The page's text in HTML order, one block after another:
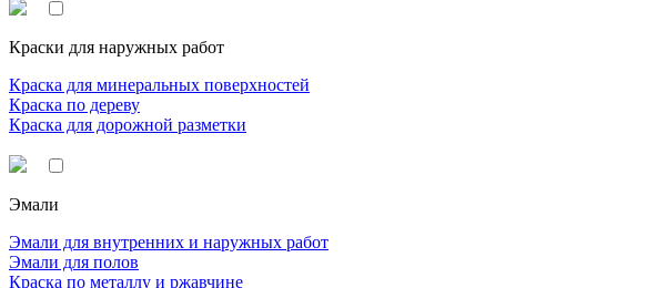
Краски для наружных работ
Краска для минеральных поверхностей
Краска по дереву
Краска для дорожной разметки
Эмали
Эмали для внутренних и наружных работ
Эмали для полов
Краска по металлу и ржавчине